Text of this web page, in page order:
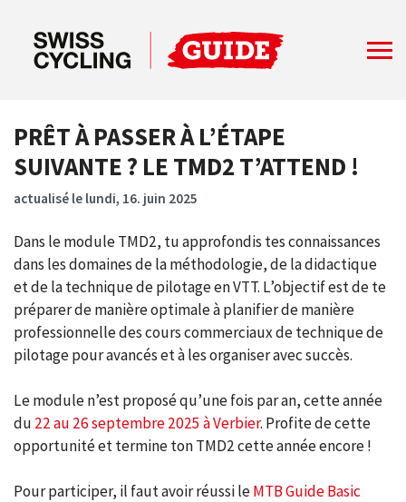
PRÊT À PASSER À L’ÉTAPE
SUIVANTE ? LE TMD2 T’ATTEND !
actualisé le lundi, 16. juin 2025
Dans le module TMD2, tu approfondis tes connaissances
dans les domaines de la méthodologie, de la didactique
et de la technique de pilotage en VTT. L’objectif est de te
préparer de manière optimale à planifier de manière
professionnelle des cours commerciaux de technique de
pilotage pour avancés et à les organiser avec succès.
Le module n’est proposé qu’une fois par an, cette année
du 22 au 26 septembre 2025 à Verbier. Profite de cette
opportunité et termine ton TMD2 cette année encore !
Pour participer, il faut avoir réussi leMTB Guide Basic